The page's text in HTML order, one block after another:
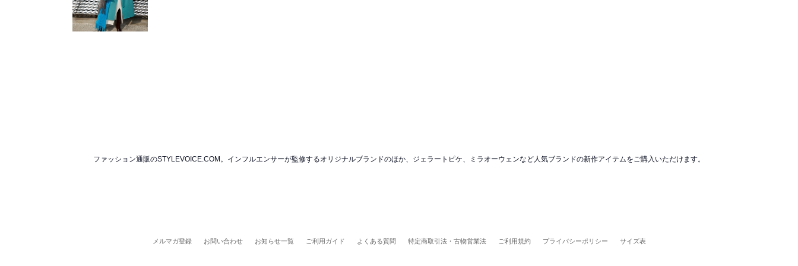
ファッション通販のSTYLEVOICE.COM。インフルエンサーが監修するオリジナルブランドのほか、ジェラートピケ、ミラオーウェンなど人気ブランドの新作アイテムをご購入いただけます。
メルマガ登録 お問い合わせ お知らせ一覧 ご利用ガイド よくある質問 特定商取引法・古物営業法 ご利用規約 プライバシーポリシー サイズ表